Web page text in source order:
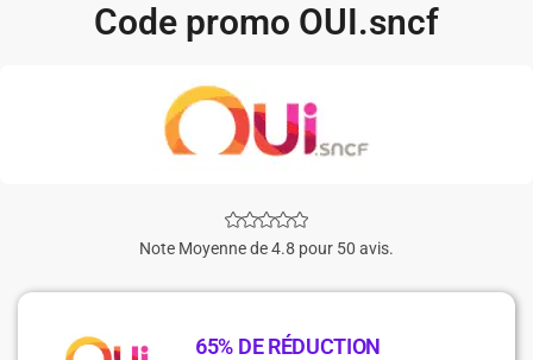
Code promo OUI.sncf
Note Moyenne de 4.8 pour 50 avis.
65% DE RÉDUCTION